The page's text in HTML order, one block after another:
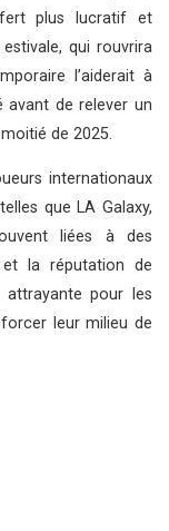
plus lucratif et
qui rouvrira
l’aiderait à
de relever un
de 2025.
internationaux
que LA Galaxy,
liées à des
et la réputation de
pour les
leur milieu de